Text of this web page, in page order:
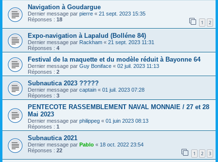
Navigation à Goudargue
Dernier message par pierre « 21 sept. 2023 15:35
Réponses : 18 1 2
Expo-navigation à Lapalud (Bolléne 84)
Dernier message par Rackham « 21 sept. 2023 11:31
Réponses : 4
Festival de la maquette et du modèle réduit à Bayonne 64
Dernier message par Guy Boniface « 02 juil. 2023 11:13
Réponses : 2
Subnautica 2023 ?????
Dernier message par captain « 01 juil. 2023 07:28
Réponses : 3
PENTECOTE RASSEMBLEMENT NAVAL MONNAIE / 27 et 28
Mai 2023
Dernier message par philippeg « 01 juin 2023 08:13
Réponses : 1
Subnautica 2021
Dernier message par Pablo « 18 oct. 2022 23:54
Réponses : 22 1 2 3